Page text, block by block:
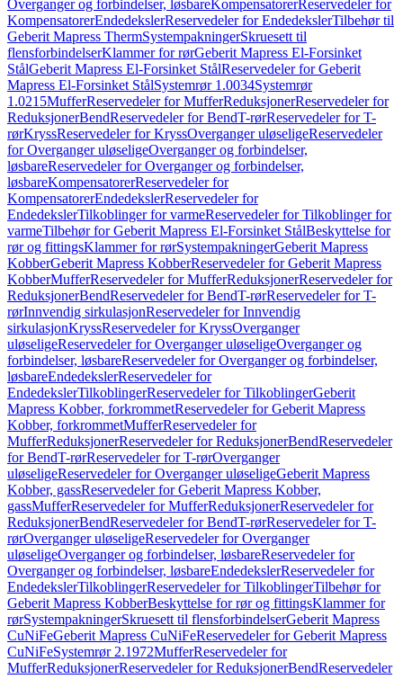
Overganger og forbindelser, løsbareKompensatorerReservedeler for
KompensatorerEndedekslerReservedeler for EndedekslerTilbehør til
Geberit Mapress ThermSystempakningerSkruesett til
flensforbindelserKlammer for rørGeberit Mapress El-Forsinket
StålGeberit Mapress El-Forsinket StålReservedeler for Geberit
Mapress El-Forsinket StålSystemrør 1.0034Systemrør
1.0215MufferReservedeler for MufferReduksjonerReservedeler for
ReduksjonerBendReservedeler for BendT-rørReservedeler for T-
rørKryssReservedeler for KryssOverganger uløseligeReservedeler
for Overganger uløseligeOverganger og forbindelser,
løsbareReservedeler for Overganger og forbindelser,
løsbareKompensatorerReservedeler for
KompensatorerEndedekslerReservedeler for
EndedekslerTilkoblinger for varmeReservedeler for Tilkoblinger for
varmeTilbehør for Geberit Mapress El-Forsinket StålBeskyttelse for
rør og fittingsKlammer for rørSystempakningerGeberit Mapress
KobberGeberit Mapress KobberReservedeler for Geberit Mapress
KobberMufferReservedeler for MufferReduksjonerReservedeler for
ReduksjonerBendReservedeler for BendT-rørReservedeler for T-
rørInnvendig sirkulasjonReservedeler for Innvendig
sirkulasjonKryssReservedeler for KryssOverganger
uløseligeReservedeler for Overganger uløseligeOverganger og
forbindelser, løsbareReservedeler for Overganger og forbindelser,
løsbareEndedekslerReservedeler for
EndedekslerTilkoblingerReservedeler for TilkoblingerGeberit
Mapress Kobber, forkrommetReservedeler for Geberit Mapress
Kobber, forkrommetMufferReservedeler for
MufferReduksjonerReservedeler for ReduksjonerBendReservedeler
for BendT-rørReservedeler for T-rørOverganger
uløseligeReservedeler for Overganger uløseligeGeberit Mapress
Kobber, gassReservedeler for Geberit Mapress Kobber,
gassMufferReservedeler for MufferReduksjonerReservedeler for
ReduksjonerBendReservedeler for BendT-rørReservedeler for T-
rørOverganger uløseligeReservedeler for Overganger
uløseligeOverganger og forbindelser, løsbareReservedeler for
Overganger og forbindelser, løsbareEndedekslerReservedeler for
EndedekslerTilkoblingerReservedeler for TilkoblingerTilbehør for
Geberit Mapress KobberBeskyttelse for rør og fittingsKlammer for
rørSystempakningerSkruesett til flensforbindelserGeberit Mapress
CuNiFeGeberit Mapress CuNiFeReservedeler for Geberit Mapress
CuNiFeSystemrør 2.1972MufferReservedeler for
MufferReduksjonerReservedeler for ReduksjonerBendReservedeler